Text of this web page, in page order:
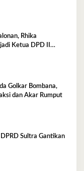
Rhika
Ketua DPD II
Golkar Bombana,
dan Akar Rumput
Sultra Gantikan